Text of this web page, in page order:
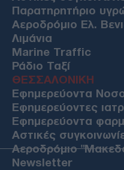
Παρατηρητήριο
Αεροδρόμιο Ελ.
Λιμάνια
Marine Traffic
Ράδιο Ταξί
ΘΕΣΣΑΛΟΝΙΚΗ
Εφημερεύοντα
Εφημερεύοντες
Εφημερεύοντα
Αστικές
Αεροδρόμιο
Newsletter